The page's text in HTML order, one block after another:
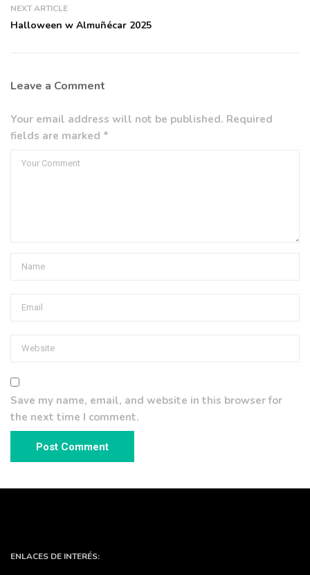
NEXT ARTICLE
Halloween w Almuñécar 2025
Leave a Comment
Your email address will not be published. Required
fields are marked *
Save my name, email, and website in this browser for
the next time I comment.
ENLACES DE INTERÉS: